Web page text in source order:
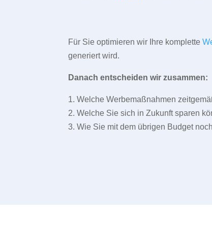
Für Sie optimieren wir Ihre komplette
generiert wird.
Danach entscheiden wir zusammen:
1. Welche Werbemaßnahmen
2. Welche Sie sich in Zukunft sparen
3. Wie Sie mit dem übrigen Budget